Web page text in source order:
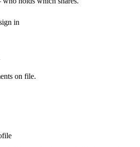
in
on file.